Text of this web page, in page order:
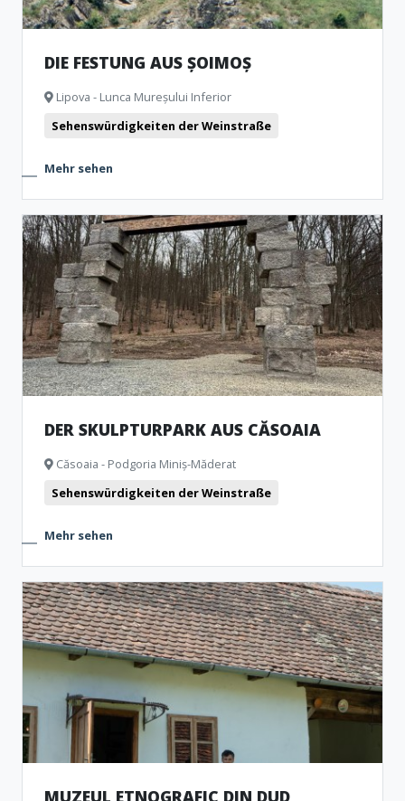
DIE FESTUNG AUS ȘOIMOȘ
Lipova - Lunca Mureșului Inferior
Sehenswürdigkeiten der Weinstraße
Mehr sehen
DER SKULPTURPARK AUS CĂSOAIA
Căsoaia - Podgoria Miniș-Măderat
Sehenswürdigkeiten der Weinstraße
Mehr sehen
MUZEUL ETNOGRAFIC DIN DUD